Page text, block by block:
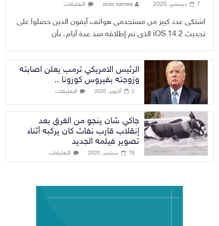
7 ديسمبر، 2020 azez samea التعليقات
اشتكى عدد كبير من مستخدمى هواتف آيفون الذين حصلوا على
تحديث iOS 14.2 الذى تم إطلاقه منذ عدة أيام، بأن
الرئيس الامريكي ترمب يعلن اصابته
وزوجته بفيروس كورونا ..
2 أكتوبر، 2020 التعليقات
جاكي شان ينجو من الغرق بعد
إنقلاب قارب نفاث كان يركبه أثناء
تصوير فيلمه الجديد
16 سبتمبر، 2020 التعليقات